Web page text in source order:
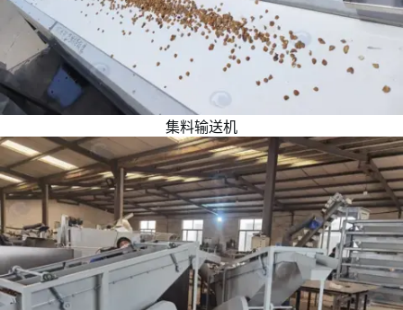
集料输送机